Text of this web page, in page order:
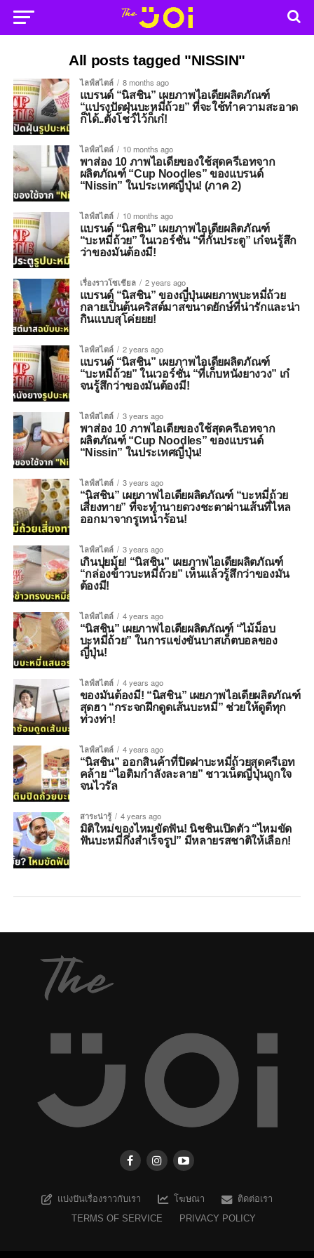
All posts tagged "NISSIN"
ไลฟ์สไตล์ 8 months ago
แบรนด์ “นิสชิน” เผยภาพไอเดียผลิตภัณฑ์
“แปรงปัดฝุ่นบะหมี่ถ้วย” ที่จะใช้ทำความสะอาด
ก็ได้..ตั้งโชว์ไว้ก็เก๋!
ไลฟ์สไตล์ 10 months ago
พาส่อง 10 ภาพไอเดียของใช้สุดครีเอทจาก
ผลิตภัณฑ์ “Cup Noodles” ของแบรนด์
“Nissin” ในประเทศญี่ปุ่น! (ภาค 2)
ไลฟ์สไตล์ 10 months ago
แบรนด์ “นิสชิน” เผยภาพไอเดียผลิตภัณฑ์
“บะหมี่ถ้วย” ในเวอร์ชั่น “ที่กั้นประตู” เก๋จนรู้สึก
ว่าของมันต้องมี!
เรื่องราวโซเชียล 2 years ago
แบรนด์ “นิสชิน” ของญี่ปุ่นเผยภาพบะหมี่ถ้วย
กลายเป็นต้นคริสต์มาสขนาดยักษ์ที่น่ารักและน่า
กินแบบสุโค่ยยย!
ไลฟ์สไตล์ 2 years ago
แบรนด์ “นิสชิน” เผยภาพไอเดียผลิตภัณฑ์
“บะหมี่ถ้วย” ในเวอร์ชั่น “ที่เก็บหนังยางวง” เก๋
จนรู้สึกว่าของมันต้องมี!
ไลฟ์สไตล์ 3 years ago
พาส่อง 10 ภาพไอเดียของใช้สุดครีเอทจาก
ผลิตภัณฑ์ “Cup Noodles” ของแบรนด์
“Nissin” ในประเทศญี่ปุ่น!
ไลฟ์สไตล์ 3 years ago
“นิสชิน” เผยภาพไอเดียผลิตภัณฑ์ “บะหมี่ถ้วย
เสี่ยงทาย” ที่จะทำนายดวงชะตาผ่านเส้นที่ไหล
ออกมาจากรูเทน้ำร้อน!
ไลฟ์สไตล์ 3 years ago
เกินปุยมุ้ย! “นิสชิน” เผยภาพไอเดียผลิตภัณฑ์
“กล่องข้าวบะหมี่ถ้วย” เห็นแล้วรู้สึกว่าของมัน
ต้องมี!
ไลฟ์สไตล์ 4 years ago
“นิสชิน” เผยภาพไอเดียผลิตภัณฑ์ “ไม้ม็อบ
บะหมี่ถ้วย” ในการแข่งขันบาสเก็ตบอลของ
ญี่ปุ่น!
ไลฟ์สไตล์ 4 years ago
ของมันต้องมี! “นิสชิน” เผยภาพไอเดียผลิตภัณฑ์
สุดฮา “กระจกฝึกดูดเส้นบะหมี่” ช่วยให้ดูดีทุก
ท่วงท่า!
ไลฟ์สไตล์ 4 years ago
“นิสชิน” ออกสินค้าที่ปิดฝาบะหมี่ถ้วยสุดครีเอท
คล้าย “ไอติมกำลังละลาย” ชาวเน็ตญี่ปุ่นถูกใจ
จนไวรัล
สาระน่ารู้ 4 years ago
มิติใหม่ของไหมขัดฟัน! นิชชินเปิดตัว “ไหมขัด
ฟันบะหมี่กึ่งสำเร็จรูป” มีหลายรสชาติให้เลือก!
แบ่งปันเรื่องราวกับเรา โฆษณา
ติดต่อเรา
TERMS OF SERVICE
PRIVACY POLICY